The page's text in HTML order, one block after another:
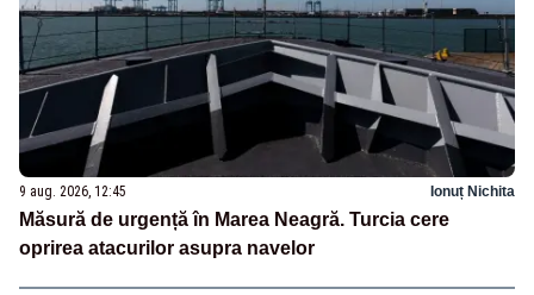
9 aug. 2026, 12:45 Ionuț Nichita
Măsură de urgență în Marea Neagră. Turcia cere
oprirea atacurilor asupra navelor